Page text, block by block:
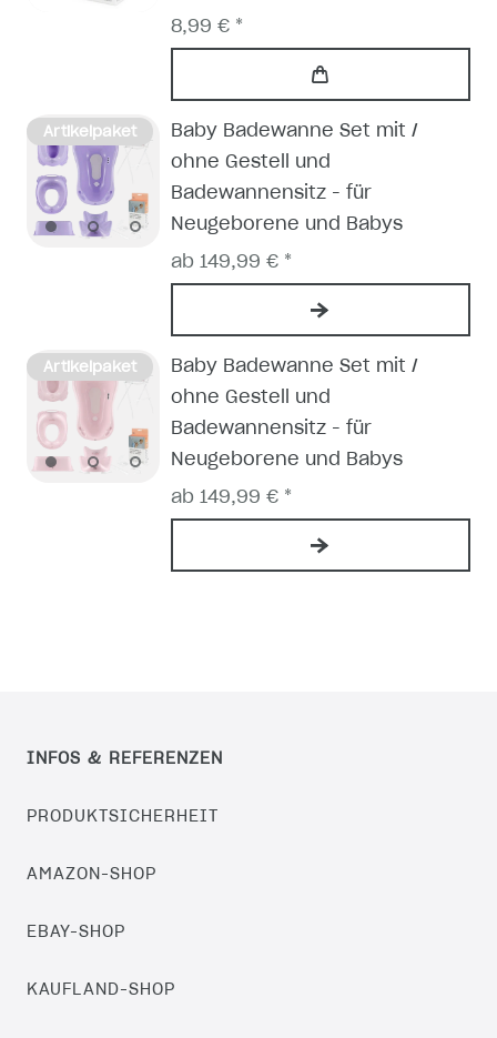
8,99 € *
Artikelpaket
Baby Badewanne Set mit /
ohne Gestell und
Badewannensitz - für
Neugeborene und Babys
ab 149,99 € *
Artikelpaket
Baby Badewanne Set mit /
ohne Gestell und
Badewannensitz - für
Neugeborene und Babys
ab 149,99 € *
INFOS & REFERENZEN
PRODUKTSICHERHEIT
AMAZON-SHOP
EBAY-SHOP
KAUFLAND-SHOP